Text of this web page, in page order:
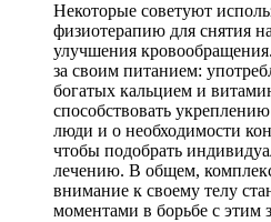
Некоторые советуют
физиотерапию для снятия
улучшения
за своим питанием:
богатых кальцием и
способствовать
люди и о необходимости
чтобы подобрать
лечению. В общем,
внимание к своему телу
моментами в борьбе с этим